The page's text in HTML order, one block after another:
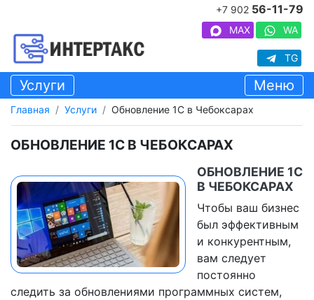
+7 902 56-11-79
MAX WA
TG
Услуги Меню
Главная Услуги Обновление 1С в Чебоксарах
ОБНОВЛЕНИЕ 1С В ЧЕБОКСАРАХ
ОБНОВЛЕНИЕ 1С
В ЧЕБОКСАРАХ
Чтобы ваш бизнес
был эффективным
и конкурентным,
вам следует
постоянно
следить за обновлениями программных систем,